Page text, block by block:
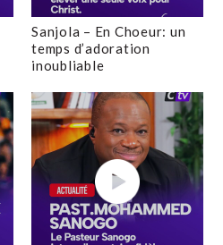
Sanjola – En Choeur: un
temps d’adoration
inoubliable